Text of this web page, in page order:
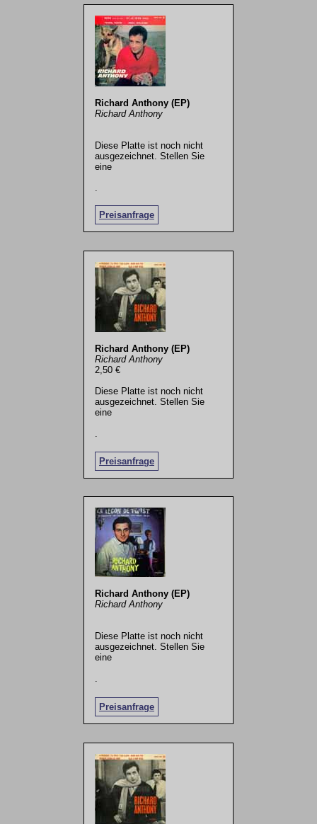
Richard Anthony (EP)
Richard Anthony
Diese Platte ist noch nicht
ausgezeichnet. Stellen Sie
eine
Preisanfrage
.
Richard Anthony (EP)
Richard Anthony
2,50 €
Diese Platte ist noch nicht
ausgezeichnet. Stellen Sie
eine
Preisanfrage
Richard Anthony (EP)
Richard Anthony
Diese Platte ist noch nicht
ausgezeichnet. Stellen Sie
eine
Preisanfrage
.